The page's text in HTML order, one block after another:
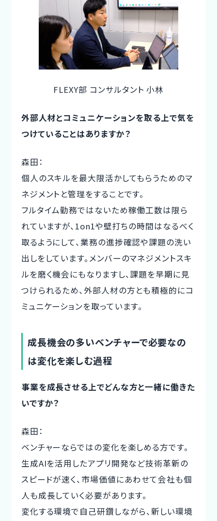
FLEXY部 コンサルタント 小林
外部人材とコミュニケーションを取る上で気を
つけていることはありますか？
森田：
個人のスキルを最大限活かしてもらうためのマ
ネジメントと管理をすることです。
フルタイム勤務ではないため稼働工数は限ら
れていますが、1on1や壁打ちの時間はなるべく
取るようにして、業務の進捗確認や課題の洗い
出しをしています。メンバーのマネジメントスキ
ルを磨く機会にもなりますし、課題を早期に見
つけられるため、外部人材の方とも積極的にコ
ミュニケーションを取っています。
成長機会の多いベンチャーで必要なの
は変化を楽しむ過程
事業を成長させる上でどんな方と一緒に働きた
いですか？
森田：
ベンチャーならではの変化を楽しめる方です。
生成AIを活用したアプリ開発など技術革新の
スピードが速く、市場価値にあわせて会社も個
人も成長していく必要があります。
変化する環境で自己研鑽しながら、新しい環境